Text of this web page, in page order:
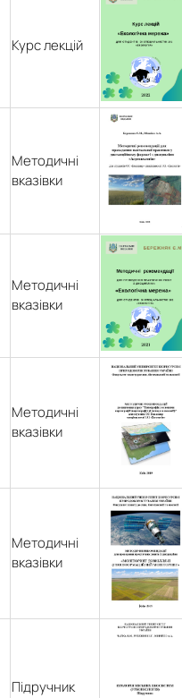
Курс лекцій
Методичні
вказівки
Методичні
вказівки
Методичні
вказівки
Методичні
вказівки
Підручник